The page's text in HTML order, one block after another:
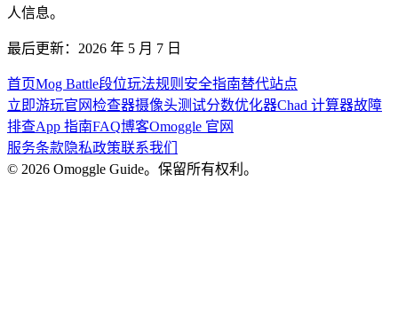
人信息。
最后更新：2026 年 5 月 7 日
首页Mog Battle段位玩法规则 安全指南替代站点
立即游玩官网检查器摄像头测试分数优化器Chad 计算器故障
排查App 指南FAQ博客Omoggle 官网
服务条款隐私政策联系我们
© 2026 Omoggle Guide。保留所有权利。